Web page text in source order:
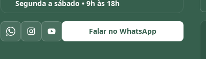
Segunda a sábado • 9h às 18h
Falar no WhatsApp